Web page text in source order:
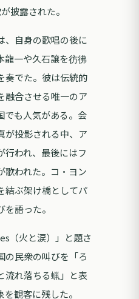
披露された。
、自身の歌唱の後に
龍一や久石譲を彷彿
奏でた。彼は伝統的
融合させる唯一のア
でも人気がある。会
が投影される中、ア
行われ、最後にはフ
歌われた。コ・ヨン
結ぶ架け橋としてパ
語った。
（火と涙）」と題さ
の民衆の叫びを「ろ
流れ落ちる蝋」と表
観客に残した。